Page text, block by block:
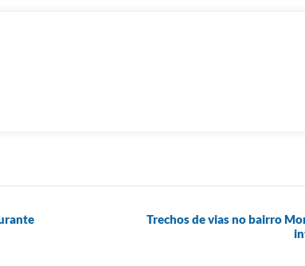
Trechos de vias no bairro